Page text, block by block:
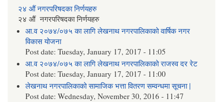
२४ औं नगरपरिषदका निर्णयहरु
२४ औं नगरपरिषदका निर्णयहरु
आ.व २०७४/०७५ का लागि लेखनाथ नगरपालिकाको वार्षिक नगर
विकास योजना
Post date:Tuesday, January 17, 2017 - 11:05
आ.व २०७४/०७५ का लागि लेखनाथ नगरपालिकाको राजस्व दर रेट
Post date:Tuesday, January 17, 2017 - 11:00
लेखनाथ नगरपालिकाको सामाजिक भत्ता वितरण सम्वन्धमा सूचना |
Post date:Wednesday, November 30, 2016 - 11:47